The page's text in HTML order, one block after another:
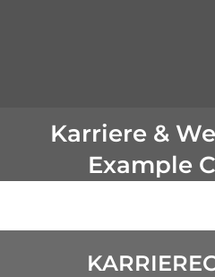
Karriere &
Example
KARRIERE &